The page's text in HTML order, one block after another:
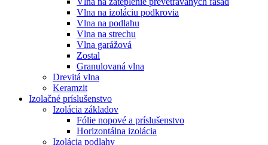
Vlna na izoláciu podkrovia
Vlna na podlahu
Vlna na strechu
Vlna garážová
Zostal
Granulovaná vlna
Drevitá vlna
Keramzit
Izolačné príslušenstvo
Izolácia základov
Fólie nopové a príslušenstvo
Horizontálna izolácia
Izolácia podlahy